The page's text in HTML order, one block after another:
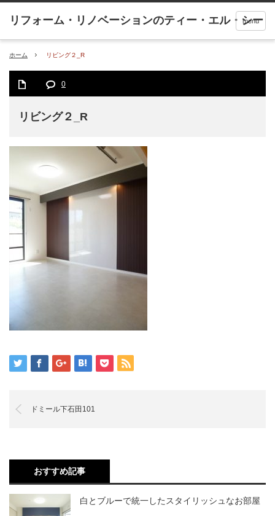
menu
ホーム リビング２_R
0
リビング２_R
ドミール下石田101
おすすめ記事
白とブルーで統一したスタイリッシュなお部屋